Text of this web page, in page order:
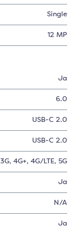
Single
12 MP
Ja
6.0
USB-C 2.0
USB-C 2.0
3G, 4G+, 4G/LTE, 5G
Ja
N/A
Ja